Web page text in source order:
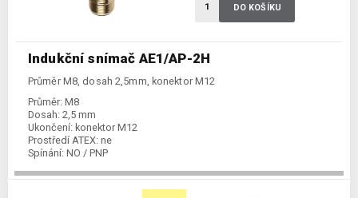
Indukční snímač AE1/AP-2H
Průměr M8, dosah 2,5mm, konektor M12
Průměr: M8
Dosah: 2,5 mm
Ukončení: konektor M12
Prostředí ATEX: ne
Spínání: NO / PNP
DO KOŠÍKU